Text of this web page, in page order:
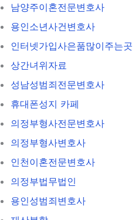
남양주이혼전문변호사
용인소년사건변호사
인터넷가입사은품많이주는곳
상간녀위자료
성남성범죄전문변호사
휴대폰성지 카페
의정부형사전문변호사
의정부형사변호사
인천이혼전문변호사
의정부법무법인
용인성범죄변호사